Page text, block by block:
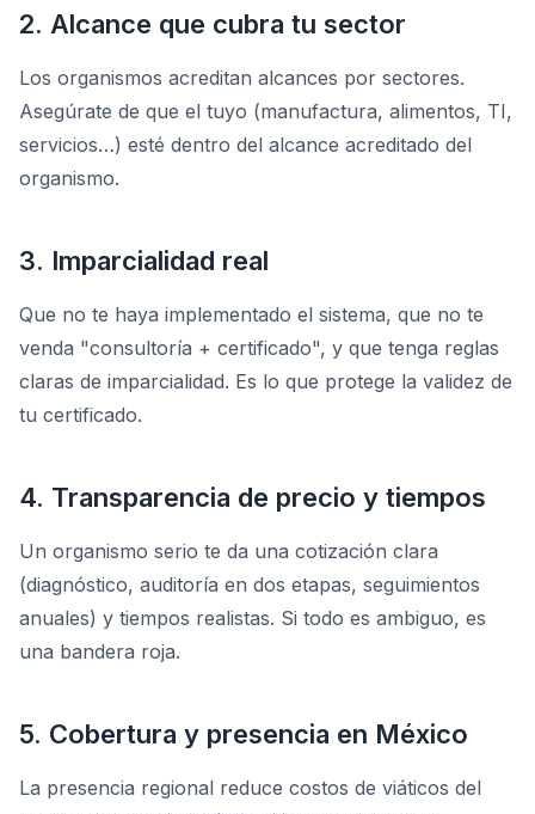
2. Alcance que cubra tu sector
Los organismos acreditan alcances por sectores.
Asegúrate de que el tuyo (manufactura, alimentos, TI,
servicios…) esté dentro del alcance acreditado del
organismo.
3. Imparcialidad real
Que no te haya implementado el sistema, que no te
venda "consultoría + certificado", y que tenga reglas
claras de imparcialidad. Es lo que protege la validez de
tu certificado.
4. Transparencia de precio y tiempos
Un organismo serio te da una cotización clara
(diagnóstico, auditoría en dos etapas, seguimientos
anuales) y tiempos realistas. Si todo es ambiguo, es
una bandera roja.
5. Cobertura y presencia en México
La presencia regional reduce costos de viáticos del